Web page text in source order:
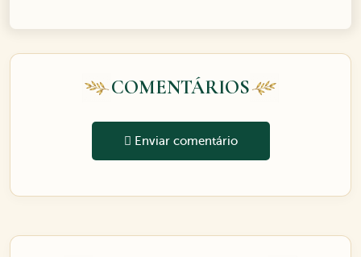
COMENTÁRIOS
Enviar comentário